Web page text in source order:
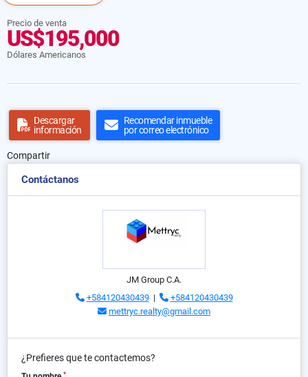
Precio de venta
US$195,000
Dólares Americanos
Descargar
información
Recomendar inmueble
por correo electrónico
Compartir
Contáctanos
JM Group C.A.
+584120430439|
+584120430439
mettryc.realty@gmail.com
¿Prefieres que te contactemos?
*